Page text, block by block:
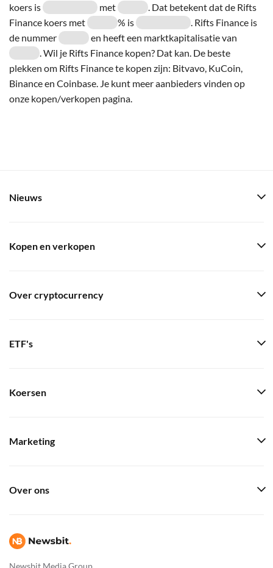
koers is
met
. Dat betekent dat de Rifts
Finance koers met
% is
. Rifts Finance is
de nummer
en heeft een marktkapitalisatie van
. Wil je Rifts Finance kopen? Dat kan. De beste
plekken om Rifts Finance te kopen zijn: Bitvavo, KuCoin,
Binance en Coinbase. Je kunt meer aanbieders vinden op
onze kopen/verkopen pagina.
Newsbit Media Group
Nieuws
Kopen en verkopen
Over cryptocurrency
ETF's
Koersen
Marketing
Over ons